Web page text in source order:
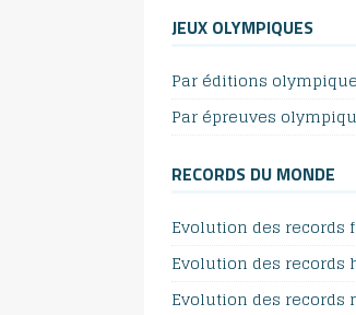
JEUX OLYMPIQUES
Par éditions
Par épreuves
RECORDS DU MONDE
Evolution des records
Evolution des records
Evolution des records